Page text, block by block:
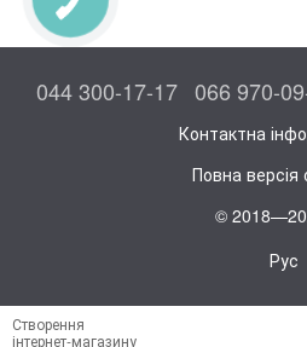
044 300-17-17 066 970-
Контактна
Повна версія
©
Рус
Створення
інтернет-магазину